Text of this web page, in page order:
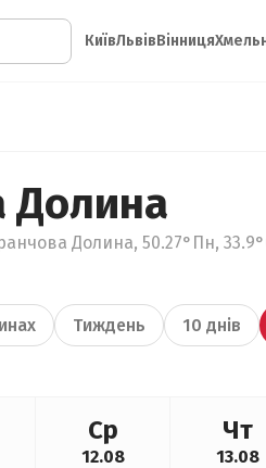
КиївЛьвівВінниця
Долина
Долина, 50.27°Пн,
Тиждень 10 днів
Ср
12.08
Чт
13.08